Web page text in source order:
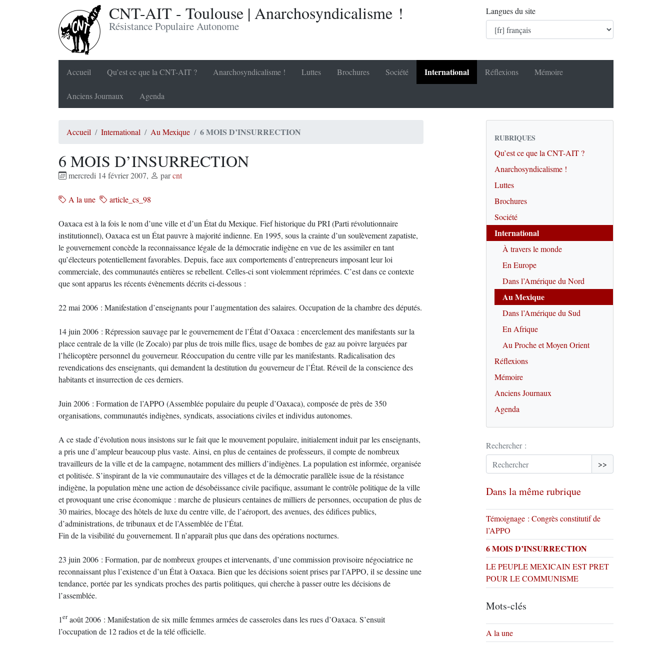
CNT-AIT - Toulouse | Anarchosyndicalisme !
Résistance Populaire Autonome
Langues du site
Accueil Qu’est ce que la CNT-AIT ? Anarchosyndicalisme ! Luttes Brochures Société International Réflexions Mémoire
Anciens Journaux Agenda
Accueil International Au Mexique 6 MOIS D’INSURRECTION
6 MOIS D’INSURRECTION
mercredi 14 février 2007, parcnt
A la une article_cs_98
Oaxaca est à la fois le nom d’une ville et d’un État du Mexique. Fief historique du PRI (Parti révolutionnaire
institutionnel), Oaxaca est un État pauvre à majorité indienne. En 1995, sous la crainte d’un soulèvement zapatiste,
le gouvernement concède la reconnaissance légale de la démocratie indigène en vue de les assimiler en tant
qu’électeurs potentiellement favorables. Depuis, face aux comportements d’entrepreneurs imposant leur loi
commerciale, des communautés entières se rebellent. Celles-ci sont violemment réprimées. C’est dans ce contexte
que sont apparus les récents évènements décrits ci-dessous :
22 mai 2006 : Manifestation d’enseignants pour l’augmentation des salaires. Occupation de la chambre des députés.
14 juin 2006 : Répression sauvage par le gouvernement de l’État d’Oaxaca : encerclement des manifestants sur la
place centrale de la ville (le Zocalo) par plus de trois mille flics, usage de bombes de gaz au poivre larguées par
l’hélicoptère personnel du gouverneur. Réoccupation du centre ville par les manifestants. Radicalisation des
revendications des enseignants, qui demandent la destitution du gouverneur de l’État. Réveil de la conscience des
habitants et insurrection de ces derniers.
Juin 2006 : Formation de l’APPO (Assemblée populaire du peuple d’Oaxaca), composée de près de 350
organisations, communautés indigènes, syndicats, associations civiles et individus autonomes.
A ce stade d’évolution nous insistons sur le fait que le mouvement populaire, initialement induit par les enseignants,
a pris une d’ampleur beaucoup plus vaste. Ainsi, en plus de centaines de professeurs, il compte de nombreux
travailleurs de la ville et de la campagne, notamment des milliers d’indigènes. La population est informée, organisée
et politisée. S’inspirant de la vie communautaire des villages et de la démocratie parallèle issue de la résistance
indigène, la population mène une action de désobéissance civile pacifique, assumant le contrôle politique de la ville
et provoquant une crise économique : marche de plusieurs centaines de milliers de personnes, occupation de plus de
30 mairies, blocage des hôtels de luxe du centre ville, de l’aéroport, des avenues, des édifices publics,
d’administrations, de tribunaux et de l’Assemblée de l’État.
Fin de la visibilité du gouvernement. Il n’apparaît plus que dans des opérations nocturnes.
23 juin 2006 : Formation, par de nombreux groupes et intervenants, d’une commission provisoire négociatrice ne
reconnaissant plus l’existence d’un État à Oaxaca. Bien que les décisions soient prises par l’APPO, il se dessine une
tendance, portée par les syndicats proches des partis politiques, qui cherche à passer outre les décisions de
l’assemblée.
1er août 2006 : Manifestation de six mille femmes armées de casseroles dans les rues d’Oaxaca. S’ensuit
l’occupation de 12 radios et de la télé officielle.
RUBRIQUES
Qu’est ce que la CNT-AIT ?
Anarchosyndicalisme !
Luttes
Brochures
Société
International
À travers le monde
En Europe
Dans l’Amérique du Nord
Au Mexique
Dans l’Amérique du Sud
En Afrique
Au Proche et Moyen Orient
Réflexions
Mémoire
Anciens Journaux
Agenda
Rechercher :
>>
Dans la même rubrique
Témoignage : Congrès constitutif de
l’APPO
6 MOIS D’INSURRECTION
LE PEUPLE MEXICAIN EST PRET
POUR LE COMMUNISME
Mots-clés
A la une